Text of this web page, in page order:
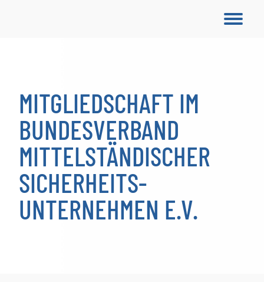
MITGLIEDSCHAFT IM
BUNDESVERBAND
MITTELSTÄNDISCHER
SICHERHEITS­
UNTERNEHMEN E.V.